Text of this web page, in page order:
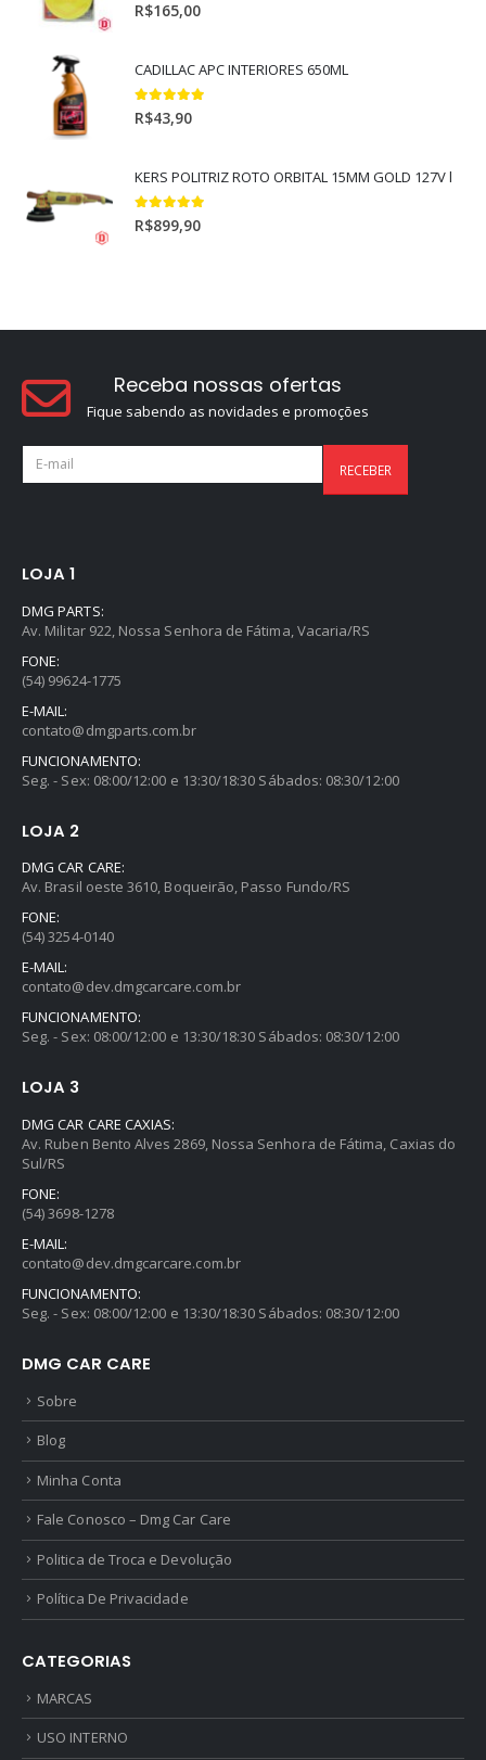
5.00out of 5
R$165,00
CADILLAC APC INTERIORES 650ML
5.00out of 5
R$43,90
KERS POLITRIZ ROTO ORBITAL 15MM GOLD 127V l
5.00out of 5
R$899,90
Receba nossas ofertas
Fique sabendo as novidades e promoções
LOJA 1
DMG PARTS:
Av. Militar 922, Nossa Senhora de Fátima, Vacaria/RS
FONE:
(54) 99624-1775
E-MAIL:
contato@dmgparts.com.br
FUNCIONAMENTO:
Seg. - Sex: 08:00/12:00 e 13:30/18:30 Sábados: 08:30/12:00
LOJA 2
DMG CAR CARE:
Av. Brasil oeste 3610, Boqueirão, Passo Fundo/RS
FONE:
(54) 3254-0140
E-MAIL:
contato@dev.dmgcarcare.com.br
FUNCIONAMENTO:
Seg. - Sex: 08:00/12:00 e 13:30/18:30 Sábados: 08:30/12:00
LOJA 3
DMG CAR CARE CAXIAS:
Av. Ruben Bento Alves 2869, Nossa Senhora de Fátima, Caxias do
Sul/RS
FONE:
(54) 3698-1278
E-MAIL:
contato@dev.dmgcarcare.com.br
FUNCIONAMENTO:
Seg. - Sex: 08:00/12:00 e 13:30/18:30 Sábados: 08:30/12:00
DMG CAR CARE
Sobre
Blog
Minha Conta
Fale Conosco – Dmg Car Care
Politica de Troca e Devolução
Política De Privacidade
CATEGORIAS
MARCAS
USO INTERNO